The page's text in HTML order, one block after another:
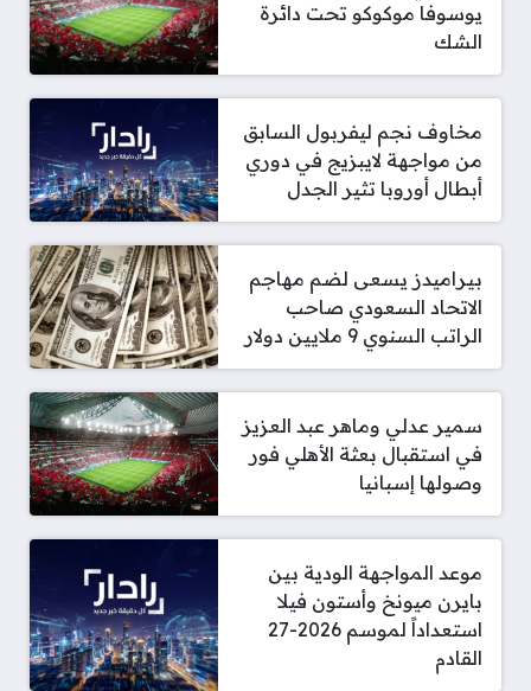
يوسوفا موكوكو تحت دائرة
الشك
مخاوف نجم ليفربول السابق
من مواجهة لايبزيج في دوري
أبطال أوروبا تثير الجدل
بيراميدز يسعى لضم مهاجم
الاتحاد السعودي صاحب
الراتب السنوي 9 ملايين دولار
سمير عدلي وماهر عبد العزيز
في استقبال بعثة الأهلي فور
وصولها إسبانيا
موعد المواجهة الودية بين
بايرن ميونخ وأستون فيلا
استعداداً لموسم 2026-27
القادم